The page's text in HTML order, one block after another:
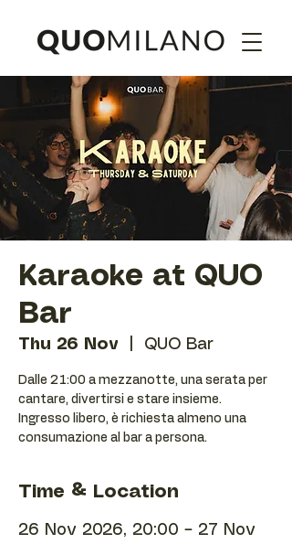
Karaoke at QUO
Bar
Thu 26 Nov QUO Bar
Dalle 21:00 a mezzanotte, una serata per
cantare, divertirsi e stare insieme.
Ingresso libero, è richiesta almeno una
consumazione al bar a persona.
Time & Location
26 Nov 2026, 20:00 – 27 Nov